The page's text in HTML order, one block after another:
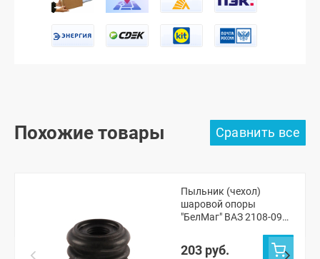
Похожие товары
Пыльник (чехол)
шаровой опоры
"БелМаг" ВАЗ 2108-099,
203 руб.